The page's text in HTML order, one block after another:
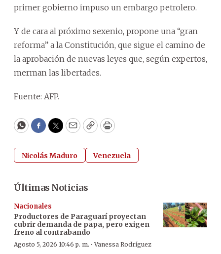
primer gobierno impuso un embargo petrolero.
Y de cara al próximo sexenio, propone una “gran
reforma” a la Constitución, que sigue el camino de
la aprobación de nuevas leyes que, según expertos,
merman las libertades.
Fuente: AFP.
WhatsApp
Facebook
Twitter
EmailCopyPrint
Nicolás Maduro Venezuela
Últimas Noticias
Nacionales
Productores de Paraguarí proyectan
cubrir demanda de papa, pero exigen
freno al contrabando
Agosto 5, 2026 10:46 p. m. ·Vanessa Rodríguez